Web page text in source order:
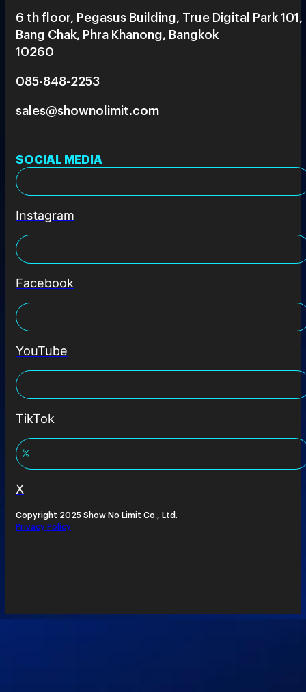
6 th floor, Pegasus Building, True Digital Park 101,
Bang Chak, Phra Khanong, Bangkok
10260
085-848-2253
sales@shownolimit.com
SOCIAL MEDIA
Instagram
Facebook
YouTube
TikTok
X
Copyright 2025 Show No Limit Co., Ltd.
Privacy Policy